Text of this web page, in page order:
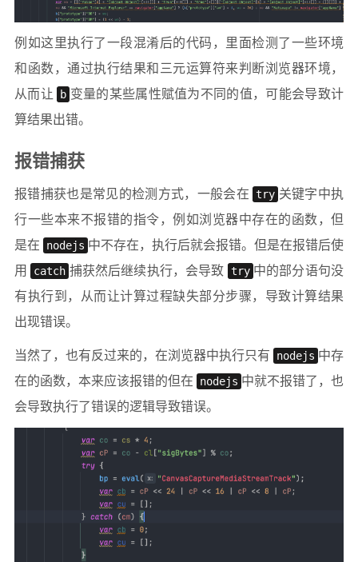
例如这里执行了一段混淆后的代码，里面检测了一些环境
和函数，通过执行结果和三元运算符来判断浏览器环境，
从而让
b 变量的某些属性赋值为不同的值，可能会导致计
算结果出错。
报错捕获
报错捕获也是常见的检测方式，一般会在 try 关键字中执
行一些本来不报错的指令，例如浏览器中存在的函数，但
是在
nodejs 中不存在，执行后就会报错。但是在报错后使
用
catch 捕获然后继续执行，会导致 try 中的部分语句没
有执行到，从而让计算过程缺失部分步骤，导致计算结果
出现错误。
当然了，也有反过来的，在浏览器中执行只有 nodejs 中存
在的函数，本来应该报错的但在
nodejs 中就不报错了，也
会导致执行了错误的逻辑导致错误。